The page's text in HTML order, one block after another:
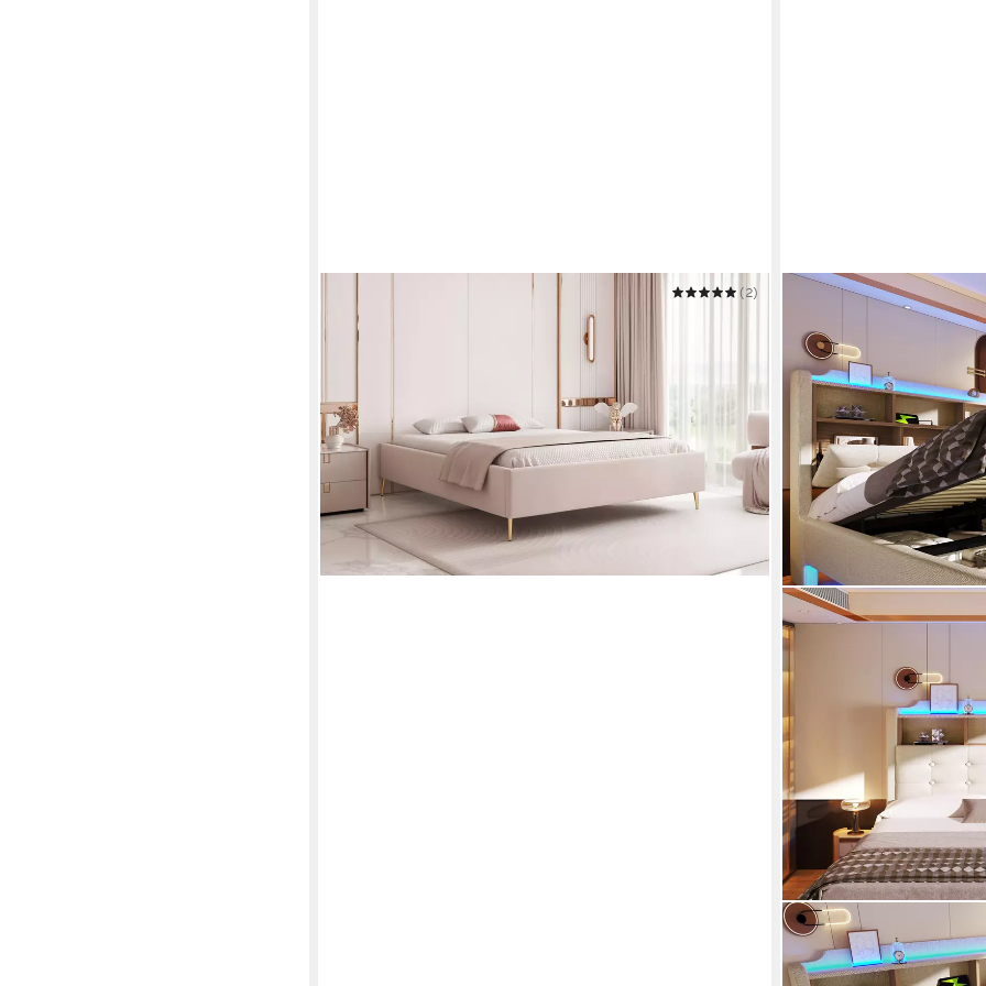
Polsterbett ohne Kopfteil "SIENA" mit Bettkasten und
hohen Beinen
(2)
-19%
lieferbar in 6 Wochen
STILVORA
Polsterbett 140×200
Jungendbett mit LED-